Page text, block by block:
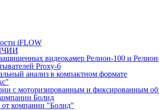
iFLOW
видеокамер Релион-100 и
Proxy-6
анализ в компактном формате
с моторизированным и фиксированным
Болид
от компании "Болид"